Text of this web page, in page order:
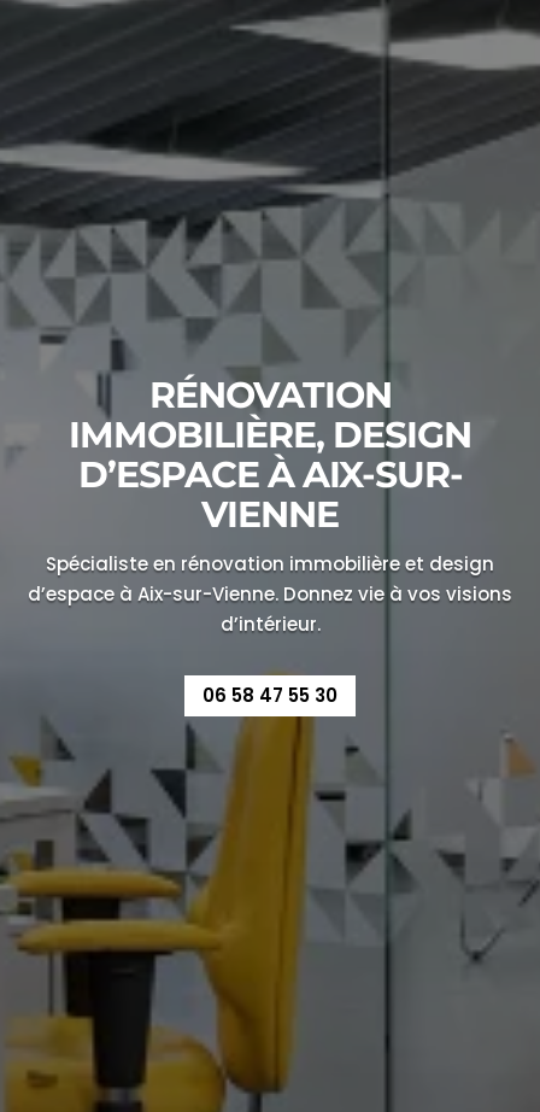
RÉNOVATION
IMMOBILIÈRE, DESIGN
D’ESPACE À AIX-SUR-
VIENNE
Spécialiste en rénovation immobilière et design
d’espace à Aix-sur-Vienne. Donnez vie à vos visions
d’intérieur.
06 58 47 55 30